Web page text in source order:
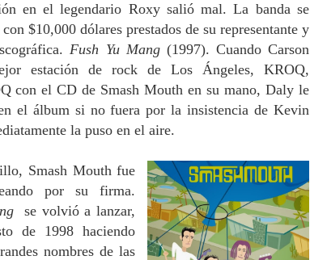
en el legendario Roxy salió mal. La banda se
$10,000 dólares prestados de su representante y
Fush Yu Mang (1997). Cuando Carson
estación de rock de Los Ángeles, KROQ,
con el CD de Smash Mouth en su mano, Daly le
el álbum si no fuera por la insistencia de Kevin
la puso en el aire.
Smash Mouth fue
por su firma.
se volvió a lanzar,
de 1998 haciendo
nombres de las